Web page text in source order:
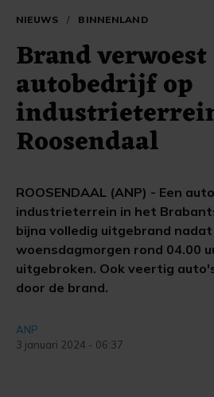
NIEUWS / BINNENLAND
Brand verwoest
autobedrijf op
Roosendaal
ROOSENDAAL (ANP) - Een
industrieterrein in het
bijna volledig uitgebrand
woensdagmorgen rond 04.00
uitgebroken. Ook veertig
door de brand.
ANP
3 januari 2024 - 06:37